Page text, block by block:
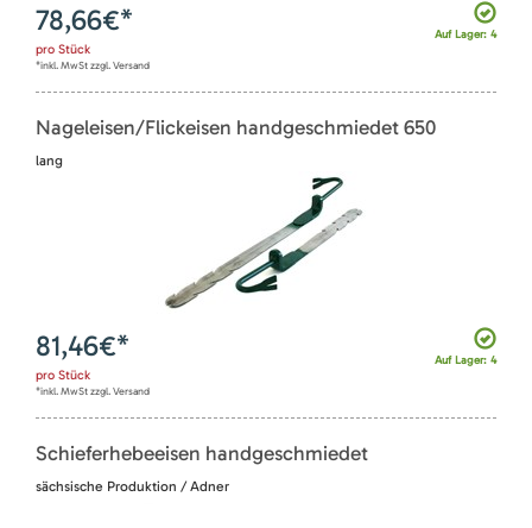
Auf Lager: 4
78,66€*
pro Stück
*inkl. MwSt zzgl. Versand
Nageleisen/Flickeisen handgeschmiedet 650
lang
Auf Lager: 4
81,46€*
pro Stück
*inkl. MwSt zzgl. Versand
Schieferhebeeisen handgeschmiedet
sächsische Produktion / Adner